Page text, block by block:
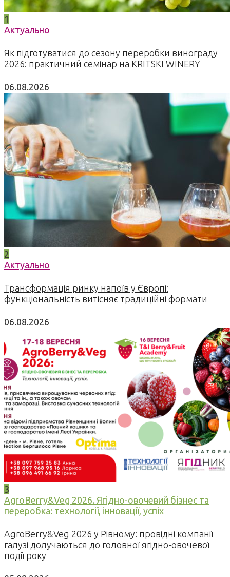
1
Актуально
Як підготуватися до сезону переробки винограду
2026: практичний семінар на KRITSKI WINERY
06.08.2026
2
Актуально
Трансформація ринку напоїв у Європі:
функціональність витісняє традиційні формати
06.08.2026
3
AgroBerry&Veg 2026. Ягідно-овочевий бізнес та
переробка: технології, інновації, успіх
AgroBerry&Veg 2026 у Рівному: провідні компанії
галузі долучаються до головної ягідно-овочевої
події року